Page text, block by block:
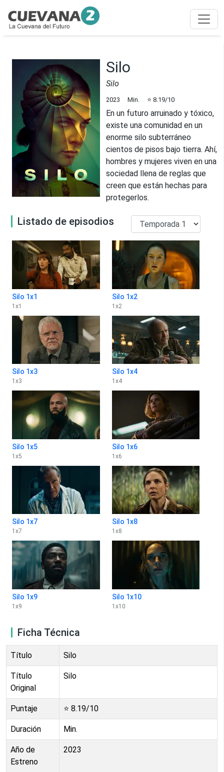
Silo
Silo
2023 Min. ⭐ 8.19/10
En un futuro arruinado y tóxico,
existe una comunidad en un
enorme silo subterráneo
cientos de pisos bajo tierra. Ahí,
hombres y mujeres viven en una
sociedad llena de reglas que
creen que están hechas para
protegerlos.
Listado de episodios
Silo 1x1
1 x1
Silo 1x2
1 x2
Silo 1x3
1 x3
Silo 1x4
1 x4
Silo 1x5
1 x5
Silo 1x6
1 x6
Silo 1x7
1 x7
Silo 1x8
1 x8
Silo 1x9
1 x9
Silo 1x10
1 x10
Ficha Técnica
Título Silo
Título
Original
Silo
Puntaje ⭐ 8.19/10
Duración Min.
Año de
Estreno
2023